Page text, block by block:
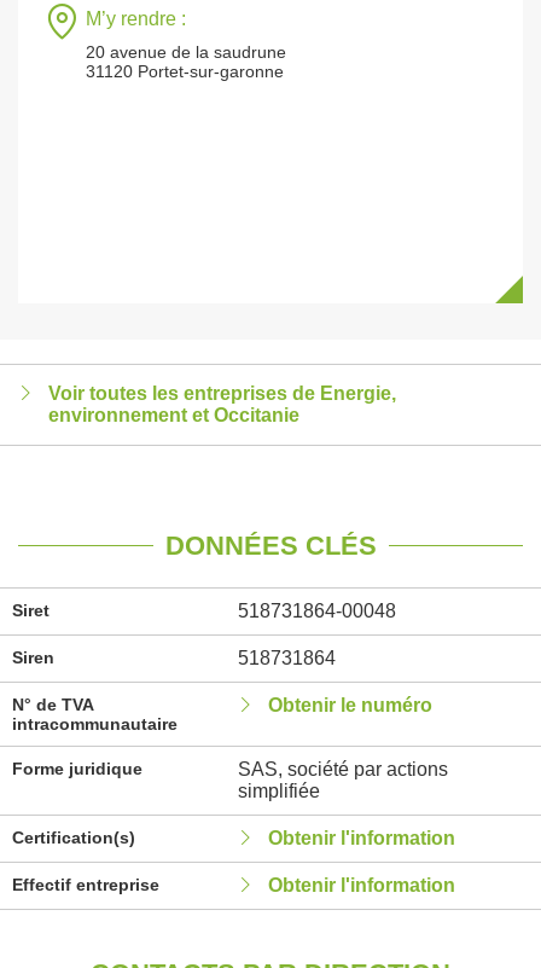
M’y rendre :
20 avenue de la saudrune
31120 Portet-sur-garonne
Voir toutes les entreprises de Energie,
environnement et Occitanie
DONNÉES CLÉS
Siret 518731864-00048
Siren 518731864
N° de TVA
intracommunautaire
Obtenir le numéro
Forme juridique
SAS, société par actions
simplifiée
Certification(s) Obtenir l'information
Effectif entreprise Obtenir l'information